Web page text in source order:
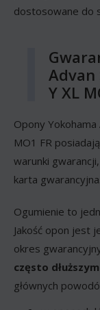
dostosowane do
Advan
Y XL
Opony
MO1 FR
warunki
karta gwarancyjna.
Ogumienie to
Jakość opon jest
okres
często
głównych